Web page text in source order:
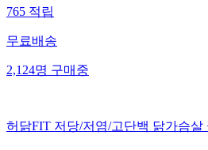
765 적립
무료배송
2,124명 구매중
허닭FIT 저당/저염/고단백 닭가슴살